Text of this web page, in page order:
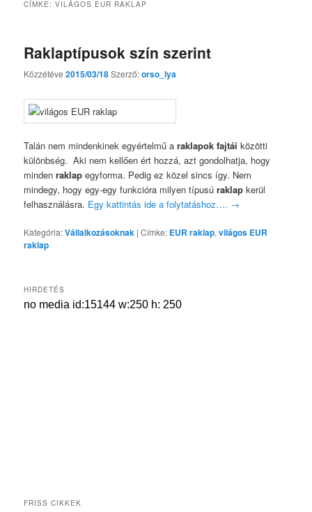
CÍMKE:VILÁGOS EUR RAKLAP
Raklaptípusok szín szerint
Közzétéve2015/03/18Szerző:orso_lya
Talán nem mindenkinek egyértelmű araklapok fajtái közötti
különbség. Aki nem kellően ért hozzá, azt gondolhatja, hogy
mindenraklapegyforma. Pedig ez közel sincs így. Nem
mindegy, hogy egy-egy funkcióra milyen típusúraklap kerül
felhasználásra. Egy kattintás ide a folytatáshoz…. →
Kategória:Vállalkozásoknak |Címke: EUR raklap,világos EUR
raklap
HIRDETÉS
FRISS CIKKEK